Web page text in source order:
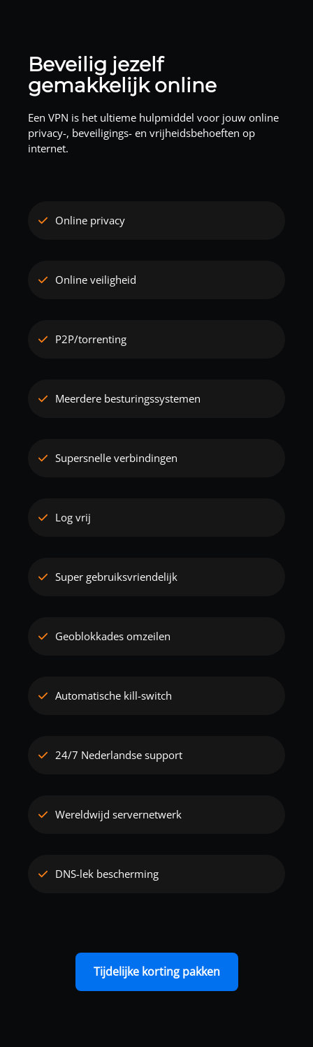
Beveilig jezelf
gemakkelijk online
Een VPN is het ultieme hulpmiddel voor jouw online
privacy-, beveiligings- en vrijheidsbehoeften op
internet.
Online privacy
Online veiligheid
P2P/torrenting
Meerdere besturingssystemen
Supersnelle verbindingen
Log vrij
Super gebruiksvriendelijk
Geoblokkades omzeilen
Automatische kill-switch
24/7 Nederlandse support
Wereldwijd servernetwerk
DNS-lek bescherming
Tijdelijke korting pakken